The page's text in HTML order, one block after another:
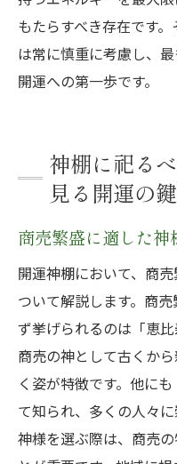
もたらすべき存在です
は常に慎重に考慮し、
開運への第一歩です。
神棚に祀る
見る開運の鍵
商売繁盛に適した神
開運神棚において、商
ついて解説します。商
ず挙げられるのは「恵
商売の神として古くか
く姿が特徴です。他に
て知られ、多くの人々
神様を選ぶ際は、商売